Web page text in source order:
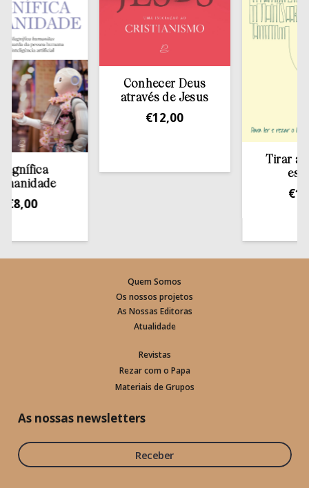
Conhecer Deus
através de Jesus
12,00
Tirar a
estante
13,50
Quem Somos
Os nossos projetos
As Nossas Editoras
Atualidade
Revistas
Rezar com o Papa
Materiais de Grupos
As nossas newsletters
Receber